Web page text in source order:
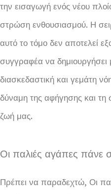
την εισαγωγή ενός νέου
στρώση ενθουσιασμού. Η
αυτό το τόμο δεν αποτελεί
συγγραφέα να δημιουργήσει
διασκεδαστική και γεμάτη
δύναμη της αφήγησης και
ζωή μας.
Οι παλιές αγάπες πάνε
Πρέπει να παραδεχτώ, Οι